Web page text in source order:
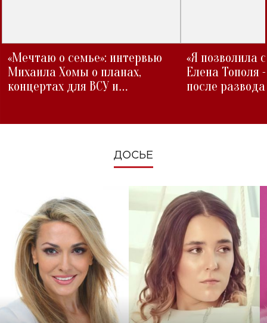
«Мечтаю о семье»: интервью
Михаила Хомы о планах,
концертах для ВСУ и
«Я позволила
Елена Тополя
после развода
ДОСЬЕ